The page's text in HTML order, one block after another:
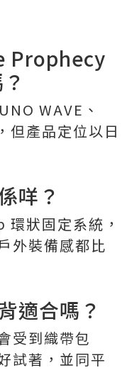
Prophecy
WAVE、
但產品定位以日
咩？
狀固定系統，
外裝備感都比
適合嗎？
受到織帶包
試著，並同平